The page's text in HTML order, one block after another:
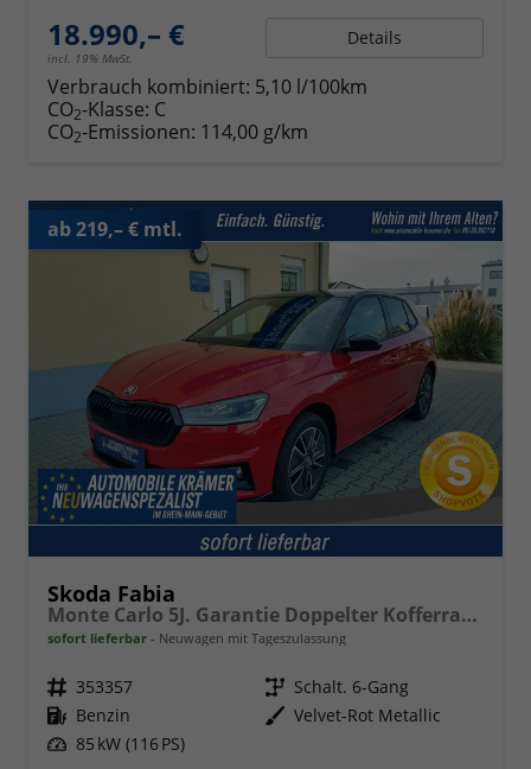
18.990,– €
incl. 19% MwSt.
Details
Verbrauch kombiniert: 5,10 l/100km
CO2-Klasse: C
CO2-Emissionen: 114,00 g/km
ab 219,– € mtl.
Skoda Fabia
Monte Carlo 5J. Garantie Doppelter Kofferraumboden Klimaauto 16 Zoll LM Bi-LED Kamera Kessy
sofort lieferbar Neuwagen mit Tageszulassung
Fahrzeugnr. 353357 Getriebe Schalt. 6-Gang
Kraftstoff Benzin Außenfarbe Velvet-Rot Metallic
Leistung 85 kW (116 PS)